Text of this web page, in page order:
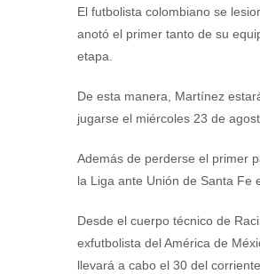
El futbolista colombiano se
anotó el primer tanto de su
etapa.
De esta manera, Martínez
jugarse el miércoles 23 de
Además de perderse el primer
la Liga ante Unión de Santa Fe
Desde el cuerpo técnico de
exfutbolista del América de
llevará a cabo el 30 del